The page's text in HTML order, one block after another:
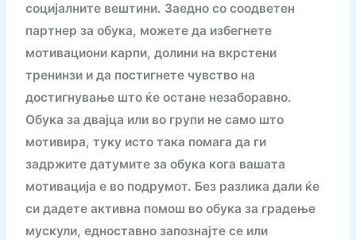
социјалните вештини. Заедно со соодветен
партнер за обука, можете да избегнете
мотивациони карпи, долини на вкрстени
тренинзи и да постигнете чувство на
достигнување што ќе остане незаборавно.
Обука за двајца или во групи не само што
мотивира, туку исто така помага да ги
задржите датумите за обука кога вашата
мотивација е во подрумот. Без разлика дали ќе
си дадете активна помош во обука за градење
мускули, едноставно запознајте се или